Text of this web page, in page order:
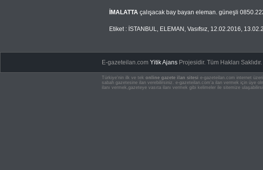
İMALATTA çalışacak bay bayan eleman. güneşli
Etiket : İSTANBUL, ELEMAN , Vasıfsız, 12.02.2016,
E-gazeteilan.comYitik Ajans Projesidir.Tüm Hakları Saklıdır.
Türkiye'nin ilk ve tek online gazete ilan sitesi e-gazeteilan.com internet
sabah gazetesine ilan verebilirsiniz. e-gazeteilan.com'a ilan vermek için üye
ilanı vermek,gazeteye vasıta ilanı vermek gibi kelimeler ile sitemize